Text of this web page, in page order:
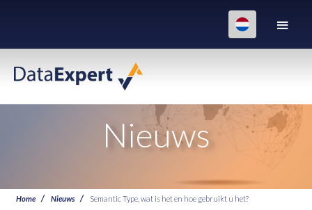
Nieuws
Home Nieuws Semantic Type, wat is het en hoe gebruikt u het?